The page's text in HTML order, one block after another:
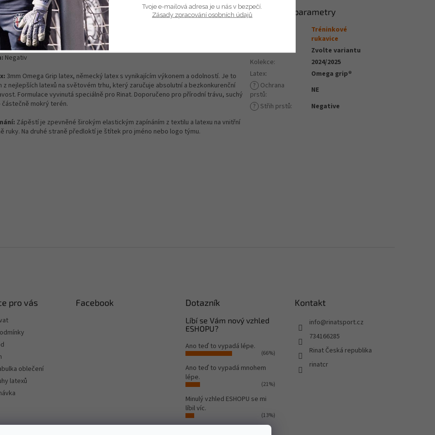
popis produktu
ruky:Velmi odolný latex, který je našitý na funkčním textilu zaručí, že je rukavice
pohodlná a ideální pasuje na ruku.
Negativ
3mm Omega Grip latex, německý latex s vynikajícím výkonem a odolností. Je to
z nejlepších latexů na světovém trhu, který zaručuje absolutní a bezkonkurenční
Formulace vyvinutá speciálně pro Rinat. Doporučeno pro přírodní trávu, suchý
částečně mokrý terén.
: Zápěstí je zpevněné širokým elastickým zapínáním z textilu a latexu na vnitřní
ruky. Na druhé straně předloktí je štítek pro jméno nebo logo týmu.
Doplňkové parametry
Tréninkové
rukavice
EAN:
Zvolte variantu
Kolekce:
2024/2025
Latex:
Omega grip®
? Ochrana
prstů:
NE
? Střih prstů: Negative
pro vás
oblečení
latexů
Facebook Dotazník
Líbí se Vám nový vzhled
ESHOPU?
Ano teď to vypadá lépe.
(66%)
Ano teď to vypadá mnohem
lépe.
(21%)
Minulý vzhled ESHOPU se mi
líbil víc.
(13%)
Kontakt
info@rinatsport.cz
734166285
Rinat Česká republika
rinatcr
Tvoje e-mailová adresa je u nás v bezpečí.
Zásady zpracování osobních údajů